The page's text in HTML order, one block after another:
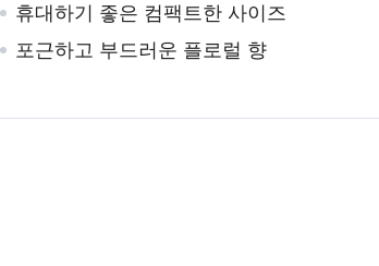
휴대하기 좋은 컴팩트한 사이즈
포근하고 부드러운 플로럴 향